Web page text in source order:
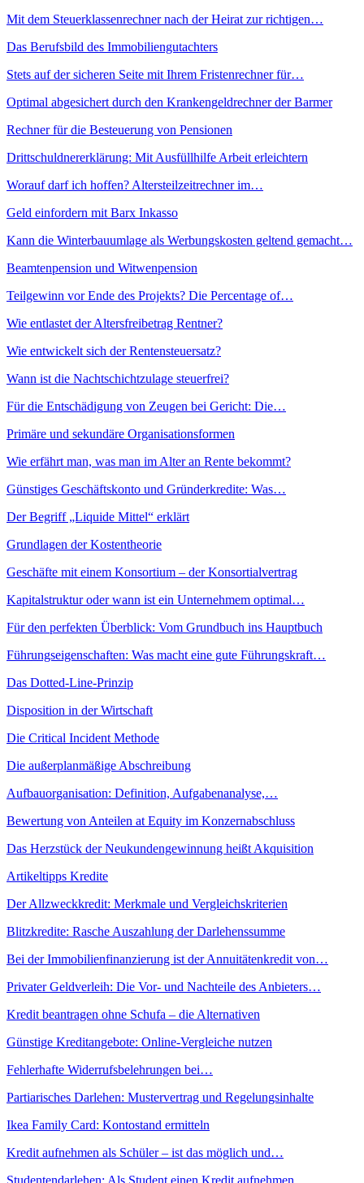
Mit dem Steuerklassenrechner nach der Heirat zur richtigen…
Das Berufsbild des Immobiliengutachters
Stets auf der sicheren Seite mit Ihrem Fristenrechner für…
Optimal abgesichert durch den Krankengeldrechner der Barmer
Rechner für die Besteuerung von Pensionen
Drittschuldnererklärung: Mit Ausfüllhilfe Arbeit erleichtern
Worauf darf ich hoffen? Altersteilzeitrechner im…
Geld einfordern mit Barx Inkasso
Kann die Winterbauumlage als Werbungskosten geltend gemacht…
Beamtenpension und Witwenpension
Teilgewinn vor Ende des Projekts? Die Percentage of…
Wie entlastet der Altersfreibetrag Rentner?
Wie entwickelt sich der Rentensteuersatz?
Wann ist die Nachtschichtzulage steuerfrei?
Für die Entschädigung von Zeugen bei Gericht: Die…
Primäre und sekundäre Organisationsformen
Wie erfährt man, was man im Alter an Rente bekommt?
Günstiges Geschäftskonto und Gründerkredite: Was…
Der Begriff „Liquide Mittel“ erklärt
Grundlagen der Kostentheorie
Geschäfte mit einem Konsortium – der Konsortialvertrag
Kapitalstruktur oder wann ist ein Unternehmem optimal…
Für den perfekten Überblick: Vom Grundbuch ins Hauptbuch
Führungseigenschaften: Was macht eine gute Führungskraft…
Das Dotted-Line-Prinzip
Disposition in der Wirtschaft
Die Critical Incident Methode
Die außerplanmäßige Abschreibung
Aufbauorganisation: Definition, Aufgabenanalyse,…
Bewertung von Anteilen at Equity im Konzernabschluss
Das Herzstück der Neukundengewinnung heißt Akquisition
Artikeltipps Kredite
Der Allzweckkredit: Merkmale und Vergleichskriterien
Blitzkredite: Rasche Auszahlung der Darlehenssumme
Bei der Immobilienfinanzierung ist der Annuitätenkredit von…
Privater Geldverleih: Die Vor- und Nachteile des Anbieters…
Kredit beantragen ohne Schufa – die Alternativen
Günstige Kreditangebote: Online-Vergleiche nutzen
Fehlerhafte Widerrufsbelehrungen bei…
Partiarisches Darlehen: Mustervertrag und Regelungsinhalte
Ikea Family Card: Kontostand ermitteln
Kredit aufnehmen als Schüler – ist das möglich und…